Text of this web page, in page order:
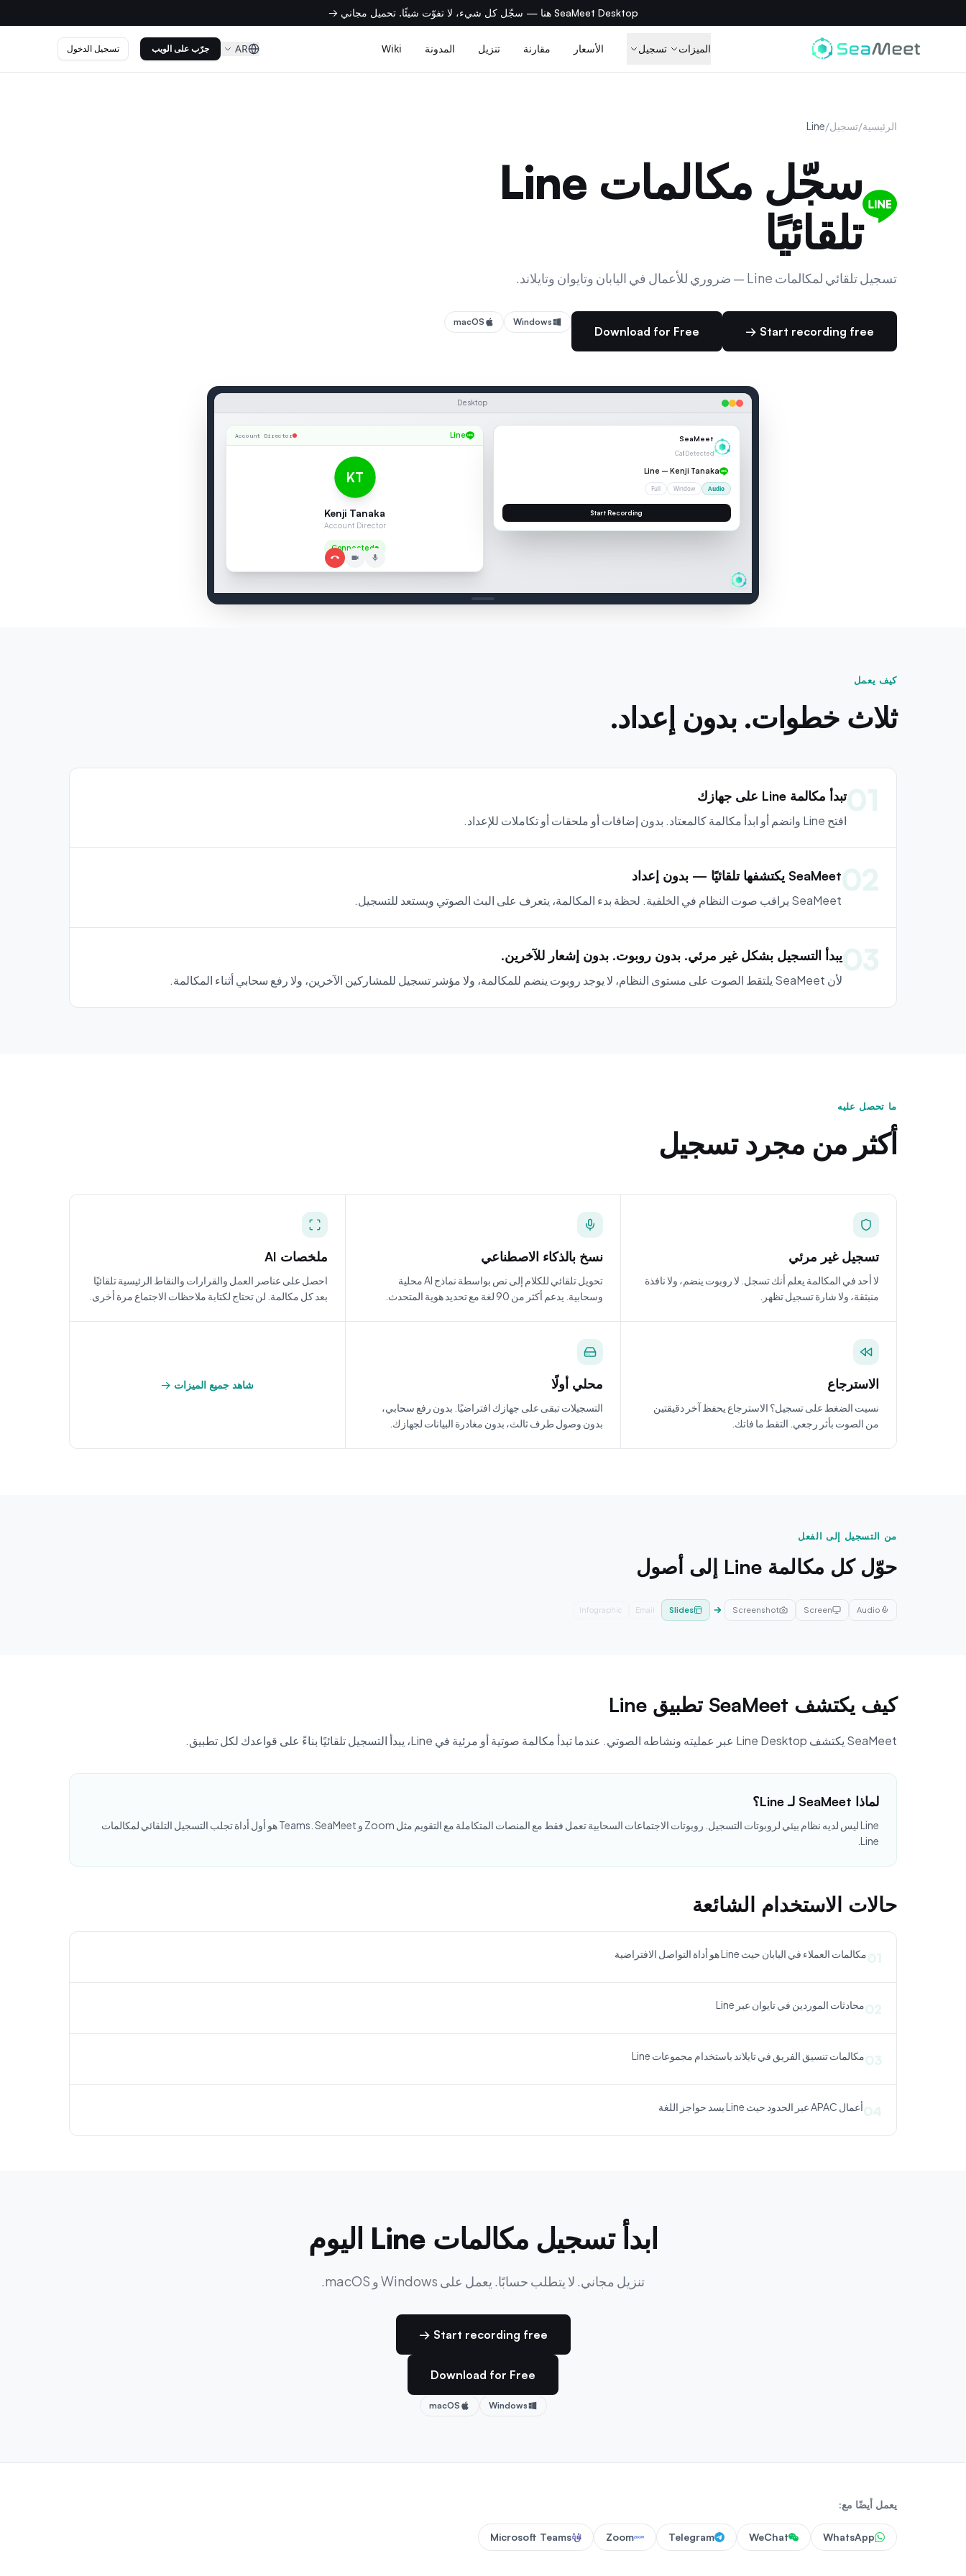
SeaMeet Desktop هنا — سجّل كل شيء، لا تفوّت شيئًا. تحميل مجاني →
الميزات تسجيل الأسعار مقارنة تنزيل المدونة Wiki
AR جرّب على الويب تسجيل الدخول
الرئيسية/تسجيل/
Line
سجّل مكالمات Line
تلقائيًا
تسجيل تلقائي لمكالمات Line — ضروري للأعمال في اليابان وتايوان وتايلاند.
Start recording free →
Download for Free
Windows
macOS
Desktop
Line
Account Director
KT
Kenji Tanaka
Account Director
Connected
00:04
كيف يعمل
ثلاث خطوات. بدون إعداد.
01تبدأ مكالمة Line على جهازك
افتح Line وانضم أو ابدأ مكالمة كالمعتاد. بدون إضافات أو ملحقات أو تكاملات للإعداد.
02SeaMeet يكتشفها تلقائيًا — بدون إعداد
SeaMeet يراقب صوت النظام في الخلفية. لحظة بدء المكالمة، يتعرف على البث الصوتي ويستعد للتسجيل.
03يبدأ التسجيل بشكل غير مرئي. بدون روبوت. بدون إشعار للآخرين.
لأن SeaMeet يلتقط الصوت على مستوى النظام، لا يوجد روبوت ينضم للمكالمة، ولا مؤشر تسجيل للمشاركين الآخرين، ولا رفع سحابي أثناء المكالمة.
ما تحصل عليه
أكثر من مجرد تسجيل
تسجيل غير مرئي
لا أحد في المكالمة يعلم أنك تسجل. لا روبوت ينضم، ولا نافذة
منبثقة، ولا شارة تسجيل تظهر.
نسخ بالذكاء الاصطناعي
تحويل تلقائي للكلام إلى نص بواسطة نماذج AI محلية
وسحابية. يدعم أكثر من 90 لغة مع تحديد هوية المتحدث.
ملخصات AI
احصل على عناصر العمل والقرارات والنقاط الرئيسية تلقائيًا
بعد كل مكالمة. لن تحتاج لكتابة ملاحظات الاجتماع مرة أخرى.
الاسترجاع
نسيت الضغط على تسجيل؟ الاسترجاع يحفظ آخر دقيقتين
من الصوت بأثر رجعي. التقط ما فاتك.
محلي أولًا
التسجيلات تبقى على جهازك افتراضيًا. بدون رفع سحابي،
بدون وصول طرف ثالث، بدون مغادرة البيانات لجهازك.
شاهد جميع الميزات →
من التسجيل إلى الفعل
حوّل كل مكالمة Line إلى أصول
Audio
Screen
Screenshot
Slides
Infographic
Summary
كيف يكتشف SeaMeet تطبيق Line
SeaMeet يكتشف Line Desktop عبر عمليته ونشاطه الصوتي. عندما تبدأ مكالمة صوتية أو مرئية في Line، يبدأ التسجيل تلقائيًا بناءً على قواعدك لكل تطبيق.
لماذا SeaMeet لـ Line؟
Line ليس لديه نظام بيئي لروبوتات التسجيل. روبوتات الاجتماعات السحابية تعمل فقط مع المنصات المتكاملة مع التقويم مثل Zoom و Teams. SeaMeet هو أول أداة تجلب التسجيل التلقائي لمكالمات
Line.
حالات الاستخدام الشائعة
01مكالمات العملاء في اليابان حيث Line هو أداة التواصل الافتراضية
02محادثات الموردين في تايوان عبر Line
03مكالمات تنسيق الفريق في تايلاند باستخدام مجموعات Line
04أعمال APAC عبر الحدود حيث Line يسد حواجز اللغة
ابدأ تسجيل مكالمات Line اليوم
تنزيل مجاني. لا يتطلب حسابًا. يعمل على Windows و macOS.
Start recording free →
Download for Free
Windows
macOS
يعمل أيضًا مع:
WhatsApp
WeChat
Telegram
Zoom
Microsoft Teams